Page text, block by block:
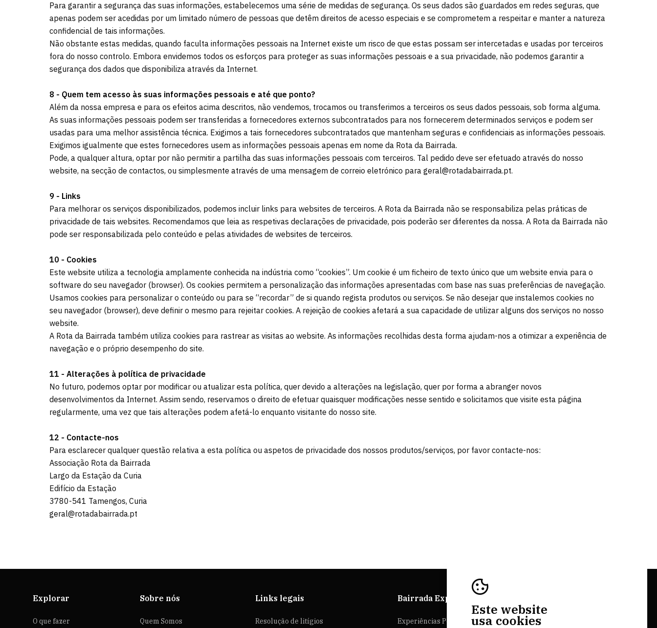
Este website
usa cookies
Para garantir a segurança das suas informações, estabelecemos uma série de medidas de segurança. Os seus dados são guardados em redes seguras, que
apenas podem ser acedidas por um limitado número de pessoas que detêm direitos de acesso especiais e se comprometem a respeitar e manter a natureza
confidencial de tais informações.
Não obstante estas medidas, quando faculta informações pessoais na Internet existe um risco de que estas possam ser intercetadas e usadas por terceiros
fora do nosso controlo. Embora envidemos todos os esforços para proteger as suas informações pessoais e a sua privacidade, não podemos garantir a
segurança dos dados que disponibiliza através da Internet.
8 - Quem tem acesso às suas informações pessoais e até que ponto?
Além da nossa empresa e para os efeitos acima descritos, não vendemos, trocamos ou transferimos a terceiros os seus dados pessoais, sob forma alguma.
As suas informações pessoais podem ser transferidas a fornecedores externos subcontratados para nos fornecerem determinados serviços e podem ser
usadas para uma melhor assistência técnica. Exigimos a tais fornecedores subcontratados que mantenham seguras e confidenciais as informações pessoais.
Exigimos igualmente que estes fornecedores usem as informações pessoais apenas em nome da Rota da Bairrada.
Pode, a qualquer altura, optar por não permitir a partilha das suas informações pessoais com terceiros. Tal pedido deve ser efetuado através do nosso
website, na secção de contactos, ou simplesmente através de uma mensagem de correio eletrónico para geral@rotadabairrada.pt.
9 - Links
Para melhorar os serviços disponibilizados, podemos incluir links para websites de terceiros. A Rota da Bairrada não se responsabiliza pelas práticas de
privacidade de tais websites. Recomendamos que leia as respetivas declarações de privacidade, pois poderão ser diferentes da nossa. A Rota da Bairrada não
pode ser responsabilizada pelo conteúdo e pelas atividades de websites de terceiros.
10 - Cookies
Este website utiliza a tecnologia amplamente conhecida na indústria como “cookies”. Um cookie é um ficheiro de texto único que um website envia para o
software do seu navegador (browser). Os cookies permitem a personalização das informações apresentadas com base nas suas preferências de navegação.
Usamos cookies para personalizar o conteúdo ou para se “recordar” de si quando regista produtos ou serviços. Se não desejar que instalemos cookies no
seu navegador (browser), deve definir o mesmo para rejeitar cookies. A rejeição de cookies afetará a sua capacidade de utilizar alguns dos serviços no nosso
website.
A Rota da Bairrada também utiliza cookies para rastrear as visitas ao website. As informações recolhidas desta forma ajudam-nos a otimizar a experiência de
navegação e o próprio desempenho do site.
11 - Alterações à política de privacidade
No futuro, podemos optar por modificar ou atualizar esta política, quer devido a alterações na legislação, quer por forma a abranger novos
desenvolvimentos da Internet. Assim sendo, reservamos o direito de efetuar quaisquer modificações nesse sentido e solicitamos que visite esta página
regularmente, uma vez que tais alterações podem afetá-lo enquanto visitante do nosso site.
12 - Contacte-nos
Para esclarecer qualquer questão relativa a esta política ou aspetos de privacidade dos nossos produtos/serviços, por favor contacte-nos:
Associação Rota da Bairrada
Largo da Estação da Curia
Edifício da Estação
3780-541 Tamengos, Curia
geral@rotadabairrada.pt
Explorar
O que fazer
Sobre nós
Quem Somos
Links legais
Resolução de litígios
Bairrada Explorer
Experiências Personalizadas